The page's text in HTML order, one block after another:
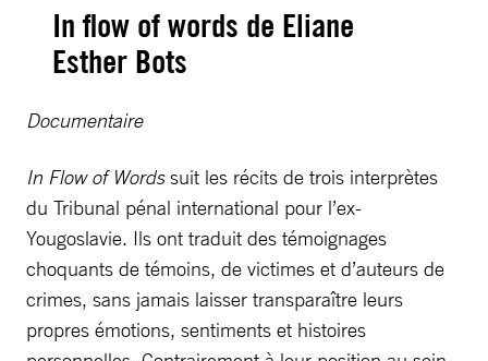
In flow of words de Eliane
Esther Bots
Documentaire
In Flow of Wordssuit les récits de trois interprètes
du Tribunal pénal international pour l’ex-
Yougoslavie. Ils ont traduit des témoignages
choquants de témoins, de victimes et d’auteurs de
crimes, sans jamais laisser transparaître leurs
propres émotions, sentiments et histoires